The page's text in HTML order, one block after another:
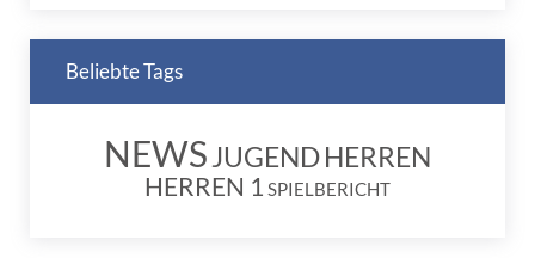
Beliebte Tags
NEWSJUGENDHERREN
HERREN 1 SPIELBERICHT